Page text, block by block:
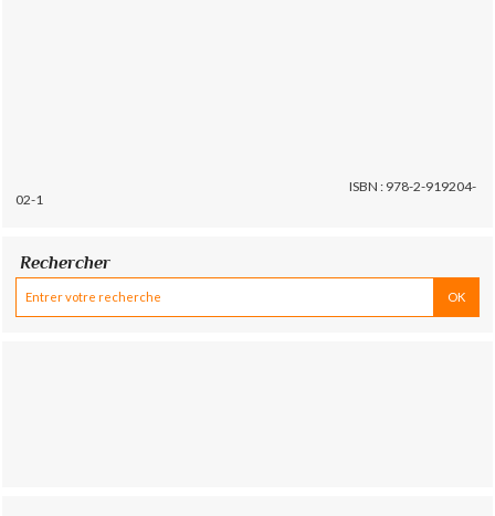
ISBN : 978-2-919204-
02-1
Rechercher